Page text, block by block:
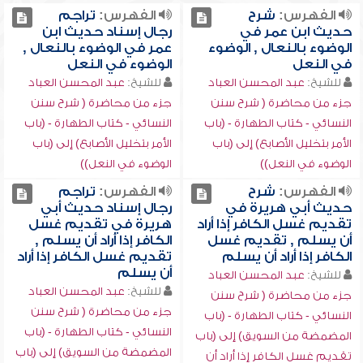
الفهرس: شرح
حديث ابن عمر في
الوضوء بالنعال , الوضوء
في النعل
للشيخ: عبد المحسن العباد
جزء من محاضرة ( شرح سنن
النسائي - كتاب الطهارة - (باب
الأمر بتخليل الأصابع) إلى (باب
الوضوء في النعل))
الفهرس: تراجم
رجال إسناد حديث ابن
عمر في الوضوء بالنعال ,
الوضوء في النعل
للشيخ: عبد المحسن العباد
جزء من محاضرة ( شرح سنن
النسائي - كتاب الطهارة - (باب
الأمر بتخليل الأصابع) إلى (باب
الوضوء في النعل))
الفهرس: شرح
حديث أبي هريرة في
تقديم غسل الكافر إذا أراد
أن يسلم , تقديم غسل
الكافر إذا أراد أن يسلم
للشيخ: عبد المحسن العباد
جزء من محاضرة ( شرح سنن
النسائي - كتاب الطهارة - (باب
المضمضة من السويق) إلى (باب
تقديم غسل الكافر إذا أراد أن
الفهرس: تراجم
رجال إسناد حديث أبي
هريرة في تقديم غسل
الكافر إذا أراد أن يسلم ,
تقديم غسل الكافر إذا أراد
أن يسلم
للشيخ: عبد المحسن العباد
جزء من محاضرة ( شرح سنن
النسائي - كتاب الطهارة - (باب
المضمضة من السويق) إلى (باب